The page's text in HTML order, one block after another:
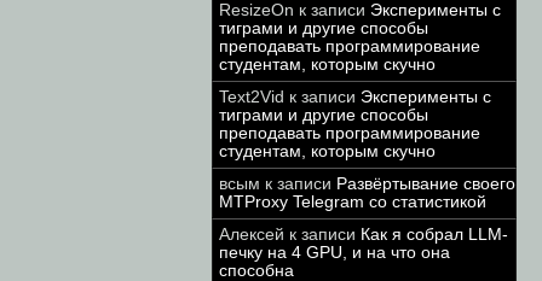
ResizeOn к записи Эксперименты с
тиграми и другие способы
преподавать программирование
студентам, которым скучно
Text2Vid к записи Эксперименты с
тиграми и другие способы
преподавать программирование
студентам, которым скучно
всым к записи Развёртывание своего
MTProxy Telegram со статистикой
Алексей к записи Как я собрал LLM-
печку на 4 GPU, и на что она
способна